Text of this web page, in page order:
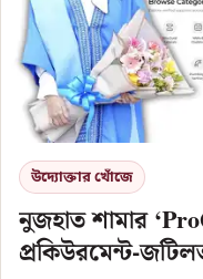
উদ্যোক্তার খোঁজে
নুজহাত শামার
প্রকিউরমেন্ট-